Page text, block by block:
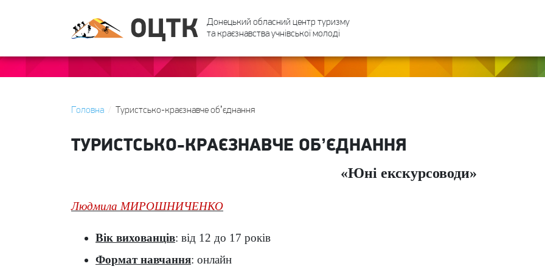
Донецький обласний центр туризму
та краєзнавства учнівської молоді
Головна Туристсько-краєзнавче обʼєднання
ТУРИСТСЬКО-КРАЄЗНАВЧЕ ОБʼЄДНАННЯ
«Юні екскурсоводи»
Людмила МИРОШНИЧЕНКО
Вік вихованців: від 12 до 17 років
Формат навчання: онлайн